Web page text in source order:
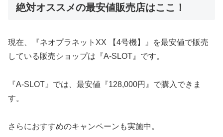
絶対オススメの最安値販売店はここ！
現在、『ネオプラネットXX 【4号機】』を最安値で販売
している販売ショップは『A-SLOT』です。
『A-SLOT』では、最安値『128,000円』で購入できま
す。
さらにおすすめのキャンペーンも実施中。